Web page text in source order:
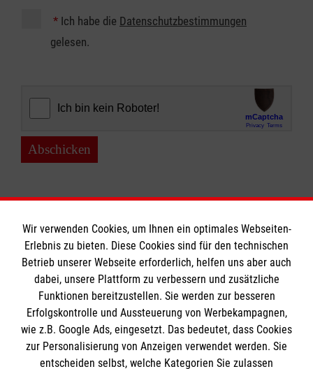
* Ich habe die Datenschutzbestimmungen
gelesen.
Abschicken
Informationen
Impressum
Datenschutz
Kontakt
Die Malteser
Wir verwenden Cookies, um Ihnen ein optimales Webseiten-
Erlebnis zu bieten. Diese Cookies sind für den technischen
Betrieb unserer Webseite erforderlich, helfen uns aber auch
dabei, unsere Plattform zu verbessern und zusätzliche
Funktionen bereitzustellen. Sie werden zur besseren
Erfolgskontrolle und Aussteuerung von Werbekampagnen,
wie z.B. Google Ads, eingesetzt. Das bedeutet, dass Cookies
zur Personalisierung von Anzeigen verwendet werden. Sie
entscheiden selbst, welche Kategorien Sie zulassen